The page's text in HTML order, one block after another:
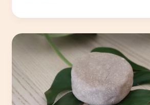
limpieza
receta